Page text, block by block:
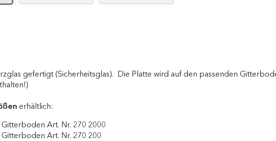
gefertigt (Sicherheitsglas). Die Platte wird auf den passenden
erhältlich:
Art. Nr. 270 2000
Art. Nr. 270 200